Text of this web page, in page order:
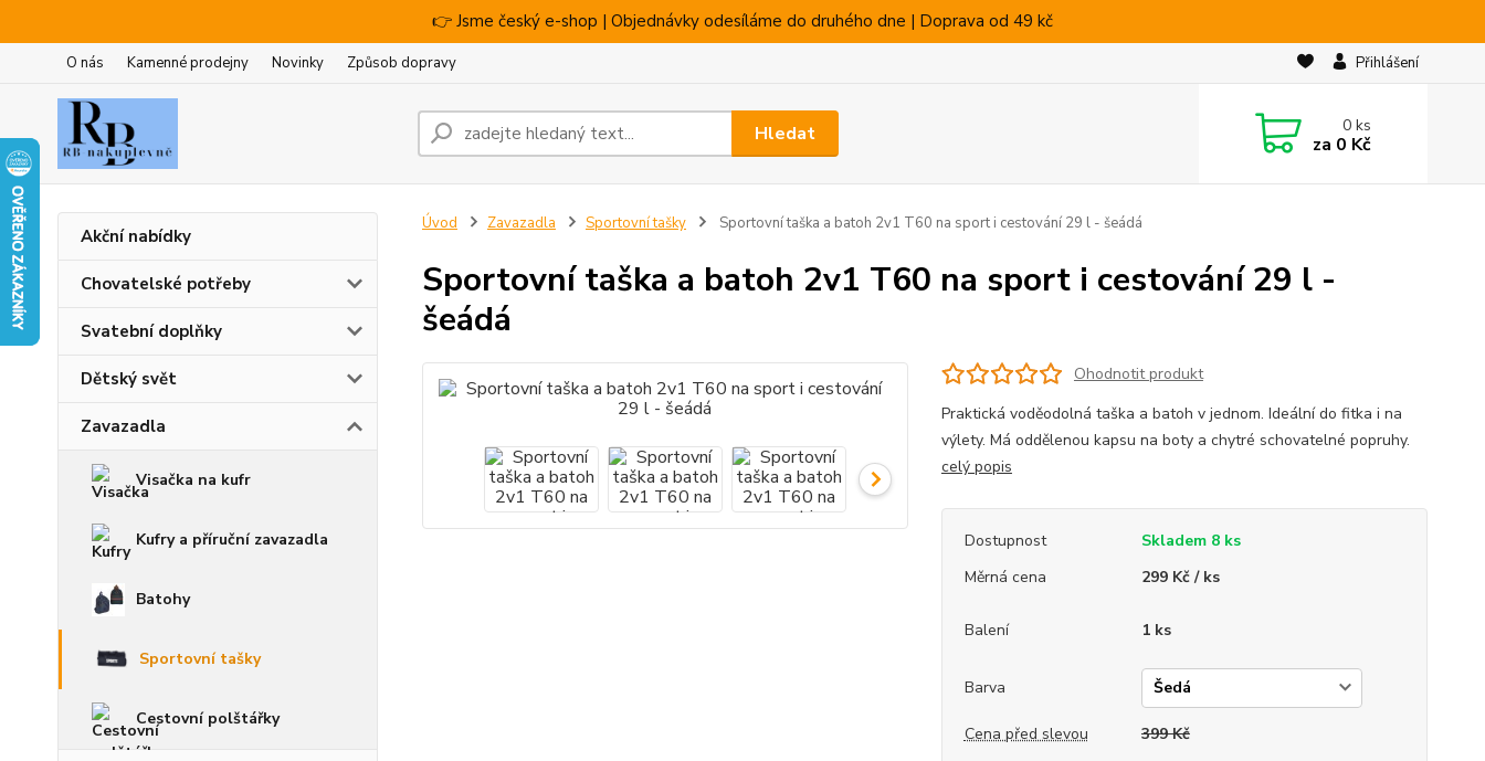
👉 Jsme český e-shop | Objednávky odesíláme do druhého dne | Doprava od 49 kč
O nás Kamenné prodejny Novinky Způsob dopravy Přihlášení
Hledat 0ks
za 0 Kč
Akční nabídky
Chovatelské potřeby
Svatební doplňky
Dětský svět
Zavazadla
Visačka na kufr
Kufry a příruční zavazadla
Batohy
Sportovní tašky
Cestovní polštářky
Úvod Zavazadla Sportovní tašky Sportovní taška a batoh 2v1 T60 na sport i cestování 29 l - šeádá
Sportovní taška a batoh 2v1 T60 na sport i cestování 29 l -
šeádá
Ohodnotit produkt
Praktická voděodolná taška a batoh v jednom. Ideální do fitka i na
výlety. Má oddělenou kapsu na boty a chytré schovatelné popruhy.
celý popis
Dostupnost
Skladem 8 ks
Měrná cena
299 Kč / ks
Balení 1 ks
Barva
Cena před slevou 399 Kč